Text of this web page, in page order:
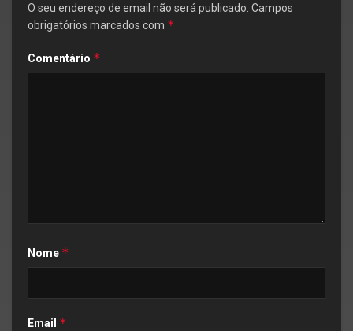
O seu endereço de email não será publicado. Campos
obrigatórios marcados com *
Comentário *
Nome *
Email *